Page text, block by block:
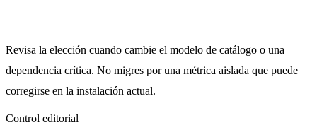
Revisa la elección cuando cambie el modelo de catálogo o una
dependencia crítica. No migres por una métrica aislada que puede
corregirse en la instalación actual.
Control editorial